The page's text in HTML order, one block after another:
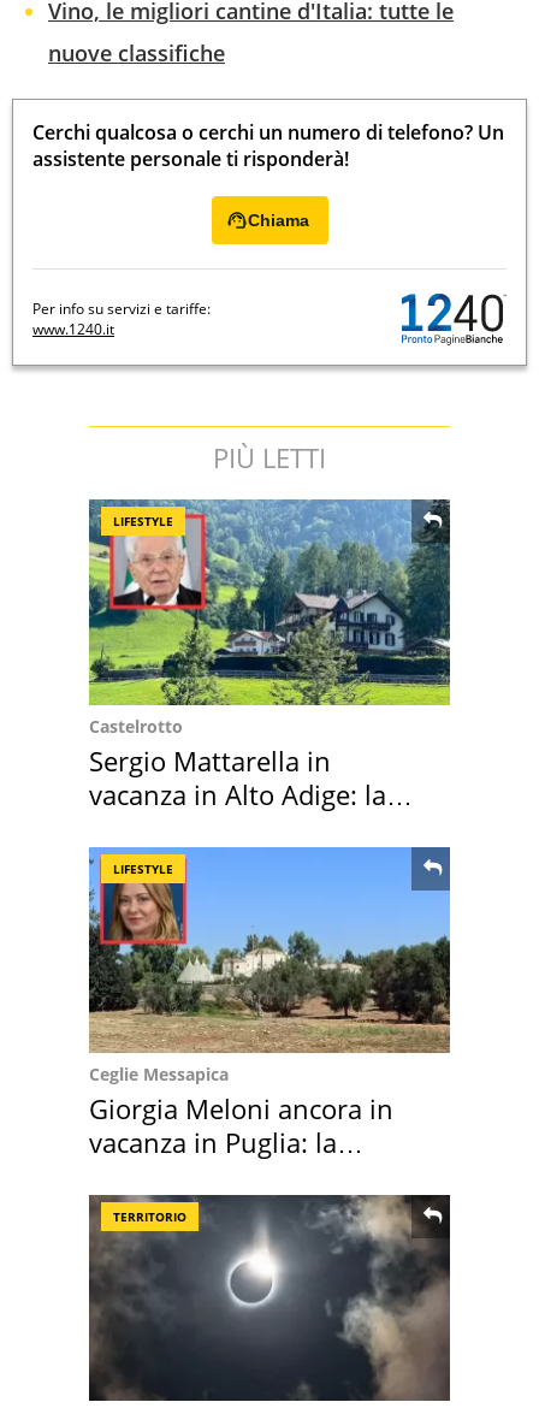
Vino, le migliori cantine d'Italia: tutte le
nuove classifiche
Cerchi qualcosa o cerchi un numero di telefono? Un
assistente personale ti risponderà!
Chiama
Per info su servizi e tariffe:
www.1240.it
PIÙ LETTI
LIFESTYLE
Castelrotto
Sergio Mattarella in
vacanza in Alto Adige: la
LIFESTYLE
Ceglie Messapica
Giorgia Meloni ancora in
vacanza in Puglia: la
TERRITORIO